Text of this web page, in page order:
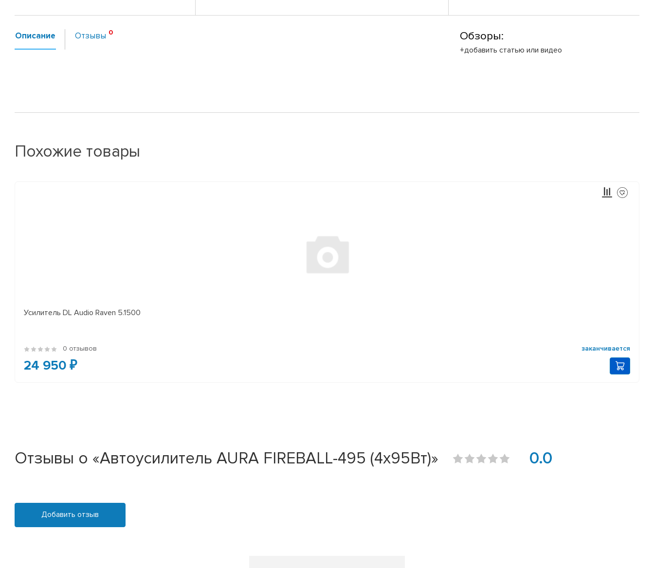
Описание Отзывы Обзоры:
+добавить статью или видео
Похожие товары
Усилитель DL Audio Raven 5.1500
0 отзывов заканчивается
24 950 ₽
Отзывы о «Автоусилитель AURA FIREBALL-495 (4x95Вт)» 0.0
Добавить отзыв